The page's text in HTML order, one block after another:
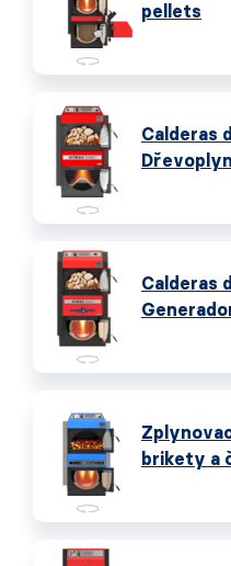
pellets
Calderas
Dřevoplyn
Calderas
brikety a